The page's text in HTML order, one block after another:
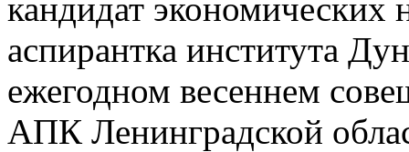
кандидат
аспирантка института
ежегодном весеннем
АПК Ленинградской